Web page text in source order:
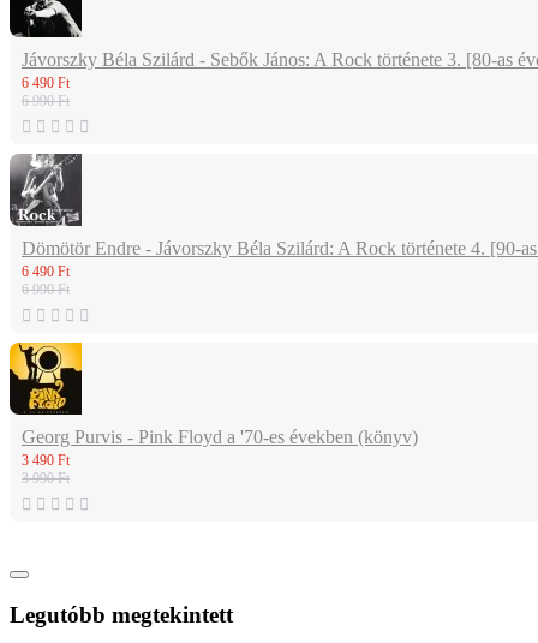
Jávorszky Béla Szilárd - Sebők János: A Rock története 3. [80-as
6 490 Ft
6 990 Ft
Dömötör Endre - Jávorszky Béla Szilárd: A Rock története 4. [90-
6 490 Ft
6 990 Ft
Georg Purvis - Pink Floyd a '70-es években (könyv)
3 490 Ft
3 990 Ft
Legutóbb megtekintett